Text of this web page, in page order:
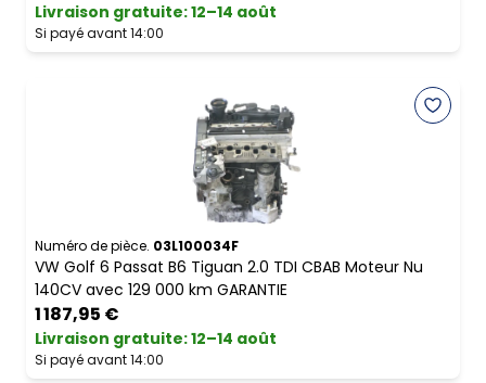
Livraison gratuite:12–14 août
Si payé avant 14:00
Numéro de pièce. 03L100034F
VW Golf 6 Passat B6 Tiguan 2.0 TDI CBAB Moteur Nu
140CV avec 129 000 km GARANTIE
1 187,95 €
Livraison gratuite:12–14 août
Si payé avant 14:00